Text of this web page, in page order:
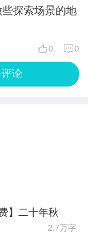
探索场景的地
0
0
论
】二十年秋
2.7万字